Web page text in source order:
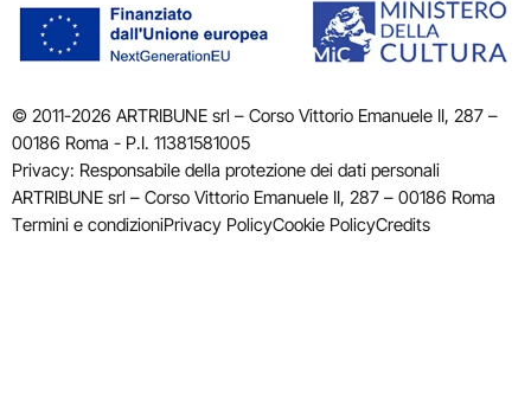
© 2011-2026 ARTRIBUNE srl – Corso Vittorio Emanuele II, 287 –
00186 Roma - P.I. 11381581005
Privacy: Responsabile della protezione dei dati personali
ARTRIBUNE srl – Corso Vittorio Emanuele II, 287 – 00186 Roma
Termini e condizioniPrivacy PolicyCookie PolicyCredits